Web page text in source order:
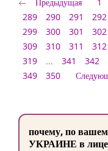
289
290 291 292
299
300 301 302
309
310 311 312
319
... 341 342
349
350
почему, по
УКРАИНЕ в